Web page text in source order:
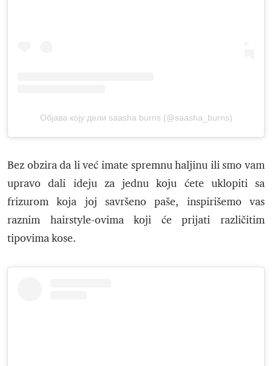
Објава коју дели saasha burns (@saasha_burns)
Bez obzira da li već imate spremnu haljinu ili smo vam
upravo dali ideju za jednu koju ćete uklopiti sa
frizurom koja joj savršeno paše, inspirišemo vas
raznim hairstyle-ovima koji će prijati različitim
tipovima kose.